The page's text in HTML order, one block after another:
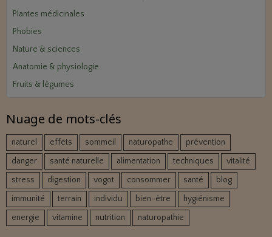
Plantes médicinales
Phobies
Nature & sciences
Anatomie & physiologie
Fruits & légumes
Nuage de mots-clés
naturel effets sommeil naturopathe
prévention
danger
santé naturelle alimentation techniques
vitalité
stress
digestion vogot consommer santé
blog
immunité
terrain individu bien-être
hygiénisme
energie
vitamine nutrition naturopathie